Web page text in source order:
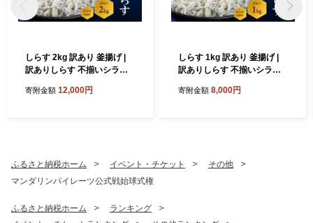
しらす 2kg 訳あり 釜揚げ |
訳ありしらす 不揃いシラス
げしらす シラス丼 海の幸 愛
介 小魚 魚 鮮魚 海鮮 シラス
卵 たまご 訳あり商品 愛媛県
松前町
寄附金額 12,000円
しらす 1kg 訳あり 釜揚げ |
訳ありしらす 不揃いシラス
げしらす シラス丼 海の幸 愛
介 小魚 魚 鮮魚 海鮮 シラス
卵 たまご 訳あり商品 愛媛県
寄附金額 8,000円
ふるさと納税ホーム イベント・チケット
その他
マンダリンパイレーツ公式戦始球式権
ふるさと納税ホーム
ランキング